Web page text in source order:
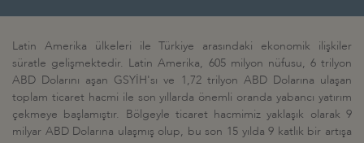
Latin Amerika ülkeleri ile Türkiye arasındaki ekonomik ilişkiler
süratle gelişmektedir. Latin Amerika, 605 milyon nüfusu, 6 trilyon
ABD Dolarını aşan GSYİH'sı ve 1,72 trilyon ABD Dolarına ulaşan
toplam ticaret hacmi ile son yıllarda önemli oranda yabancı yatırım
çekmeye başlamıştır. Bölgeyle ticaret hacmimiz yaklaşık olarak 9
milyar ABD Dolarına ulaşmış olup, bu son 15 yılda 9 katlık bir artışa